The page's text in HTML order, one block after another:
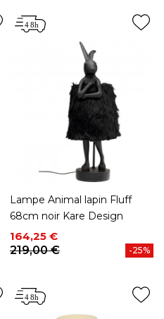
Lampe Animal lapin Fluff
68cm noir Kare Design
Prix
164,25 €
Prix de base
219,00 €
-25%